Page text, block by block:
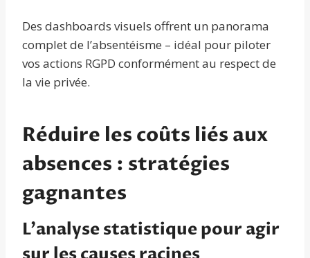
Des dashboards visuels offrent un panorama
complet de l’absentéisme – idéal pour piloter
vos actions RGPD conformément au respect de
la vie privée.
Réduire les coûts liés aux
absences : stratégies
gagnantes
L’analyse statistique pour agir